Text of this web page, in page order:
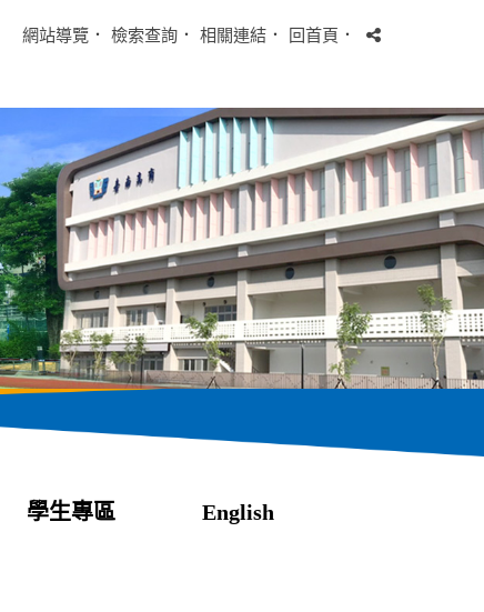
網站導覽 ． 檢索查詢 ． 相關連結 ． 回首頁 ．
學生專區 English